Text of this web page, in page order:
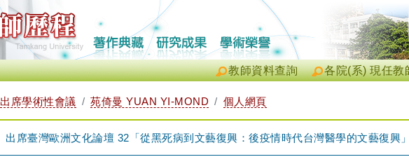
各院(系) 現任教
教師資料查詢
出席學術性會議 苑倚曼 YUAN YI-MOND 個人網頁
出席臺灣歐洲文化論壇 32「從黑死病到文藝復興：後疫情時代台灣醫學的文藝復興」